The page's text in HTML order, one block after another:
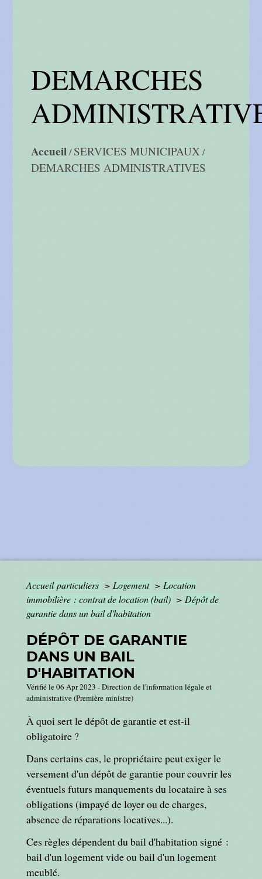
DEMARCHES
Accueil/SERVICES MUNICIPAUX/
DEMARCHES ADMINISTRATIVES
Accueil particuliers > Logement > Location
immobilière : contrat de location (bail) > Dépôt de
garantie dans un bail d'habitation
DÉPÔT DE GARANTIE
DANS UN BAIL
D'HABITATION
Vérifié le 06 Apr 2023 - Direction de l'information légale et
administrative (Première ministre)
À quoi sert le dépôt de garantie et est-il
obligatoire ?
Dans certains cas, le propriétaire peut exiger le
versement d'un dépôt de garantie pour couvrir les
éventuels futurs manquements du locataire à ses
obligations (impayé de loyer ou de charges,
absence de réparations locatives...).
Ces règles dépendent du bail d'habitation signé :
bail d'un logement vide ou bail d'un logement
meublé.